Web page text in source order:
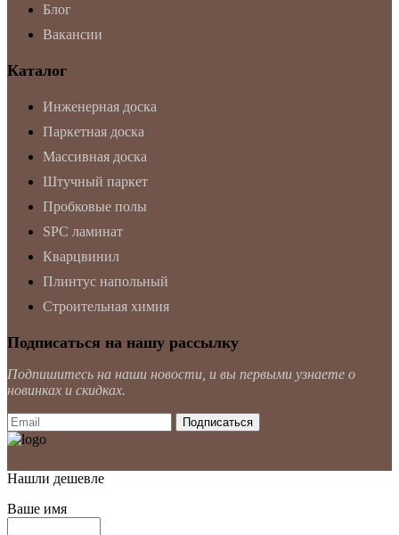
Блог
Вакансии
Каталог
Инженерная доска
Паркетная доска
Массивная доска
Штучный паркет
Пробковые полы
SPC ламинат
Кварцвинил
Плинтус напольный
Строительная химия
Подписаться на нашу рассылку
Подпишитесь на наши новости, и вы первыми узнаете о
новинках и скидках.
Нашли дешевле
Ваше имя